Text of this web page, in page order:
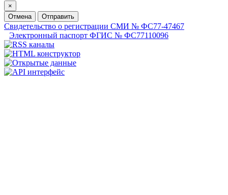
×
Отмена
Отправить
Свидетельство о регистрации СМИ № ФС77-47467
Электронный паспорт ФГИС № ФС77110096